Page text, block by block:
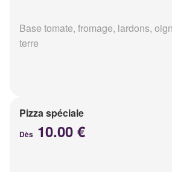
Base tomate, fromage, lardons,
terre
Pizza spéciale
Dès 10.00 €